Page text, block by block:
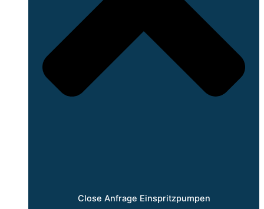
Close Anfrage Einspritzpumpen